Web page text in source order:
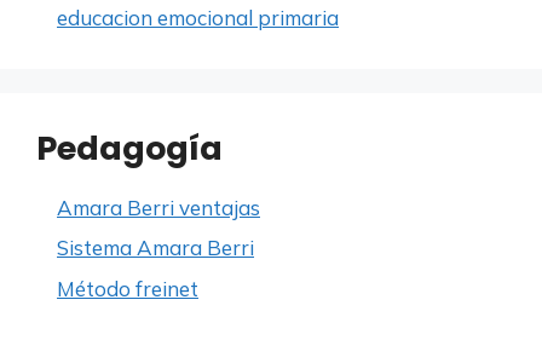
educacion emocional primaria
Pedagogía
Amara Berri ventajas
Sistema Amara Berri
Método freinet